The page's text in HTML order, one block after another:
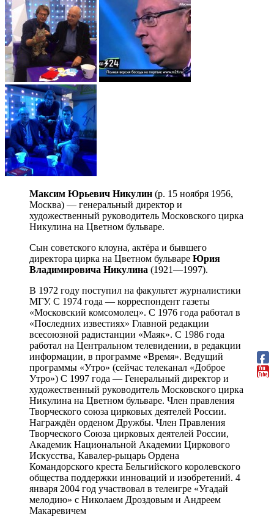
Максим Юрьевич Никулин (р. 15 ноября 1956,
Москва) — генеральный директор и
художественный руководитель Московского цирка
Никулина на Цветном бульваре.
Сын советского клоуна, актёра и бывшего
директора цирка на Цветном бульваре Юрия
Владимировича Никулина (1921—1997).
В 1972 году поступил на факультет журналистики
МГУ. С 1974 года — корреспондент газеты
«Московский комсомолец». С 1976 года работал в
«Последних известиях» Главной редакции
всесоюзной радистанции «Маяк». С 1986 года
работал на Центральном телевидении, в редакции
информации, в программе «Время». Ведущий
программы «Утро» (сейчас телеканал «Доброе
Утро») С 1997 года — Генеральный директор и
художественный руководитель Московского цирка
Никулина на Цветном бульваре. Член правления
Творческого союза цирковых деятелей России.
Награждён орденом Дружбы. Член Правления
Творческого Союза цирковых деятелей России,
Академик Национальной Академии Циркового
Искусства, Кавалер-рыцарь Ордена
Командорского креста Бельгийского королевского
общества поддержки инноваций и изобретений. 4
января 2004 год участвовал в телеигре «Угадай
мелодию» с Николаем Дроздовым и Андреем
Макаревичем